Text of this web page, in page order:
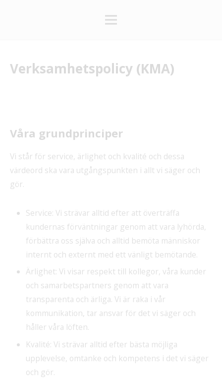
Verksamhetspolicy (KMA)
Våra grundprinciper
Vi står för service, ärlighet och kvalité och dessa
värdeord ska vara utgångspunkten i allt vi säger och
gör.
Service: Vi strävar alltid efter att överträffa
kundernas förväntningar genom att vara lyhörda,
förbättra oss själva och alltid bemöta människor
internt och externt med ett vänligt bemötande.
Ärlighet: Vi visar respekt till kollegor, våra kunder
och samarbetspartners genom att vara
transparenta och ärliga. Vi är raka i vår
kommunikation, tar ansvar för det vi säger och
håller våra löften.
Kvalité: Vi strävar alltid efter bästa möjliga
upplevelse, omtanke och kompetens i det vi säger
och gör.